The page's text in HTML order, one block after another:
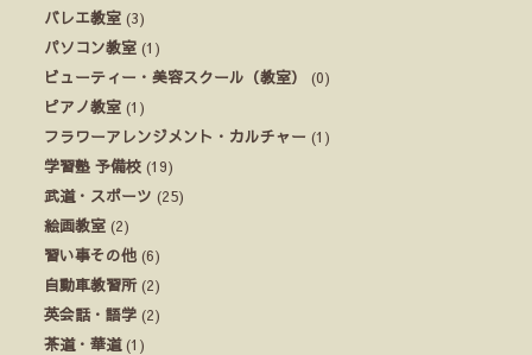
バレエ教室 (3)
パソコン教室 (1)
ビューティー・美容スクール（教室）
(0)
ピアノ教室 (1)
フラワーアレンジメント・カルチャー (1)
学習塾 予備校 (19)
武道・スポーツ (25)
絵画教室 (2)
習い事その他 (6)
自動車教習所(2)
英会話・語学 (2)
茶道・華道(1)